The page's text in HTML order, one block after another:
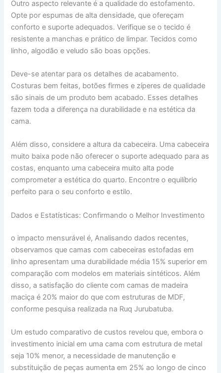
Outro aspecto relevante é a qualidade do estofamento.
Opte por espumas de alta densidade, que ofereçam
conforto e suporte adequados. Verifique se o tecido é
resistente a manchas e prático de limpar. Tecidos como
linho, algodão e veludo são boas opções.
Deve-se atentar para os detalhes de acabamento.
Costuras bem feitas, botões firmes e zíperes de qualidade
são sinais de um produto bem acabado. Esses detalhes
fazem toda a diferença na durabilidade e na estética da
cama.
Além disso, considere a altura da cabeceira. Uma cabeceira
muito baixa pode não oferecer o suporte adequado para as
costas, enquanto uma cabeceira muito alta pode
comprometer a estética do quarto. Encontre o equilíbrio
perfeito para o seu conforto e estilo.
Dados e Estatísticas: Confirmando o Melhor Investimento
o impacto mensurável é, Analisando dados recentes,
observamos que camas com cabeceiras estofadas em
linho apresentam uma durabilidade média 15% superior em
comparação com modelos em materiais sintéticos. Além
disso, a satisfação do cliente com camas de madeira
maciça é 20% maior do que com estruturas de MDF,
conforme pesquisa realizada na Ruq Jurubatuba.
Um estudo comparativo de custos revelou que, embora o
investimento inicial em uma cama com estrutura de metal
seja 10% menor, a necessidade de manutenção e
substituição de peças aumenta em 25% ao longo de cinco